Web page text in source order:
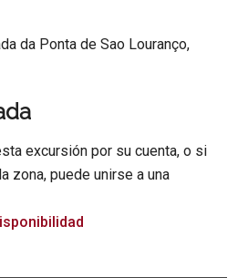
excursión por su cuenta, o si
zona, puede unirse a una